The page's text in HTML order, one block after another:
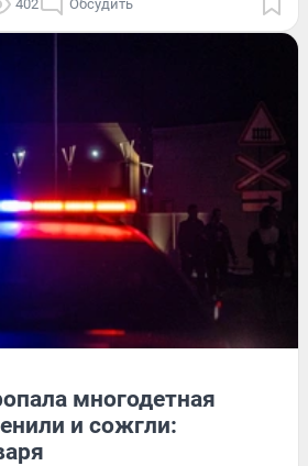
402 Обсудить
многодетная
и сожгли: